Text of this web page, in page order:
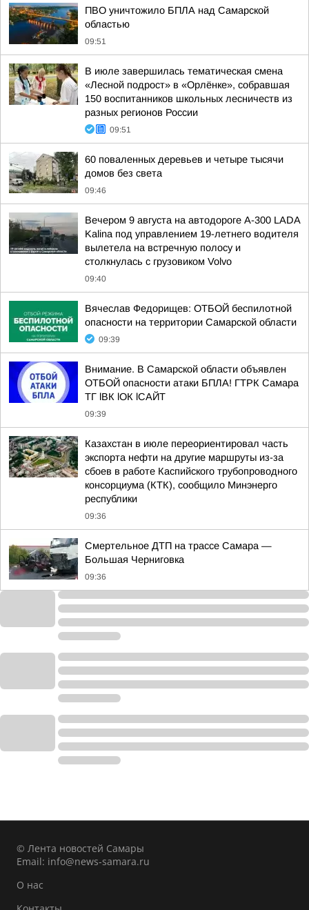
ПВО уничтожило БПЛА над Самарской
областью
09:51
В июле завершилась тематическая смена
«Лесной подрост» в «Орлёнке», собравшая
150 воспитанников школьных лесничеств из
разных регионов России
09:51
60 поваленных деревьев и четыре тысячи
домов без света
09:46
Вечером 9 августа на автодороге А-300 LADA
Kalina под управлением 19-летнего водителя
вылетела на встречную полосу и
столкнулась с грузовиком Volvo
09:40
Вячеслав Федорищев: ОТБОЙ беспилотной
опасности на территории Самарской области
09:39
Внимание. В Самарской области объявлен
ОТБОЙ опасности атаки БПЛА! ГТРК Самара
ТГ lВК lОК lСАЙТ
09:39
Казахстан в июле переориентировал часть
экспорта нефти на другие маршруты из-за
сбоев в работе Каспийского трубопроводного
консорциума (КТК), сообщило Минэнерго
республики
09:36
Смертельное ДТП на трассе Самара —
Большая Черниговка
09:36
© Лента новостей Самары
Email: info@news-samara.ru
О нас